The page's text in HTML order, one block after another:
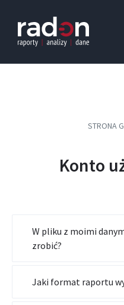
content
main
navigation
footer
STRONA
Konto
W pliku z moimi
zrobić?
Jaki format raportu